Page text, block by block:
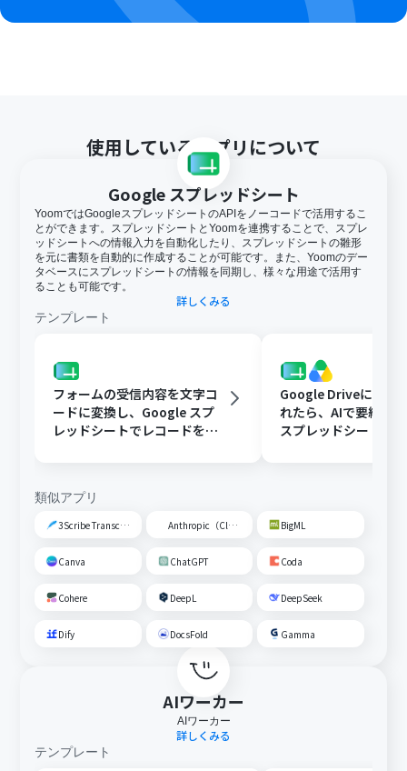
使用しているアプリについて
Google スプレッドシート
YoomではGoogleスプレッドシートのAPIをノーコードで活用するこ
とができます。スプレッドシートとYoomを連携することで、スプレ
ッドシートへの情報入力を自動化したり、スプレッドシートの雛形
を元に書類を自動的に作成することが可能です。また、Yoomのデー
タベースにスプレッドシートの情報を同期し、様々な用途で活用す
ることも可能です。
詳しくみる
テンプレート
フォームの受信内容を文字コ
ードに変換し、Google スプ
レッドシートでレコードを追
Google Driveに文書
れたら、AIで要約し
スプレッドシートの
類似アプリ
3Scribe Transcription Anthropic（Claude） BigML
Canva ChatGPT Coda
Cohere DeepL DeepSeek
Dify DocsFold Gamma
AIワーカー
AIワーカー
詳しくみる
テンプレート